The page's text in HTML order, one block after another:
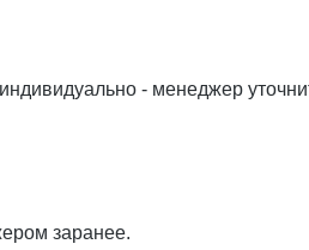
- менеджер
заранее.